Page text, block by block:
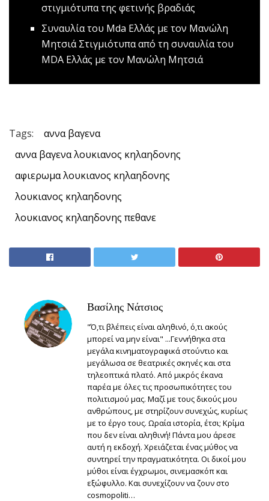
στιγμιότυπα της φετινής βραδιάς
Συναυλία του Mda Ελλάς με τον Μανώλη
ΜητσιάΣτιγμιότυπα από τη συναυλία του
MDA Ελλάς με τον Μανώλη Μητσιά
Tags:
αννα βαγενα
αννα βαγενα λουκιανος κηλαηδονης
αφιερωμα λουκιανος κηλαηδονης
λουκιανος κηλαηδονης
λουκιανος κηλαηδονης πεθανε
Βασίλης Νάτσιος
"Ό,τι βλέπεις είναι αληθινό, ό,τι ακούς
μπορεί να μην είναι" ...Γεννήθηκα στα
μεγάλα κινηματογραφικά στούντιο και
μεγάλωσα σε θεατρικές σκηνές και στα
τηλεοπτικά πλατό. Από μικρός έκανα
παρέα με όλες τις προσωπικότητες του
πολιτισμού μας. Μαζί με τους δικούς μου
ανθρώπους, με στηρίζουν συνεχώς, κυρίως
με το έργο τους. Ωραία ιστορία, έτσι; Κρίμα
που δεν είναι αληθινή! Πάντα μου άρεσε
αυτή η εκδοχή. Χρειάζεται ένας μύθος να
συντηρεί την πραγματικότητα. Οι δικοί μου
μύθοι είναι έγχρωμοι, σινεμασκόπ και
εξώφυλλο. Και συνεχίζουν να ζουν στο
cosmopoliti…